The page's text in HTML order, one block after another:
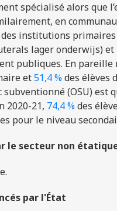
spécialisé alors que
en
des institutions
lager onderwijs) et
publiques. En pareille
et51,4 %des élèves
(OSU)
2020-21, 74,4 %des
pour le niveau
le secteur non
par l'État